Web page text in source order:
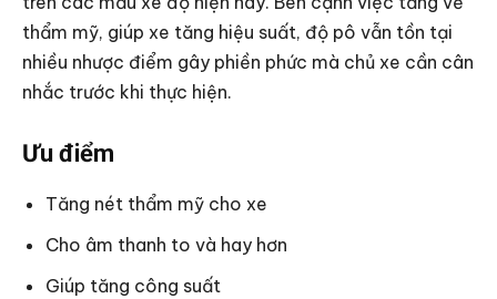
thẩm mỹ, giúp xe tăng hiệu suất, độ pô vẫn tồn tại
nhiều nhược điểm gây phiền phức mà chủ xe cần cân
nhắc trước khi thực hiện.
Ưu điểm
Tăng nét thẩm mỹ cho xe
Cho âm thanh to và hay hơn
Giúp tăng công suất